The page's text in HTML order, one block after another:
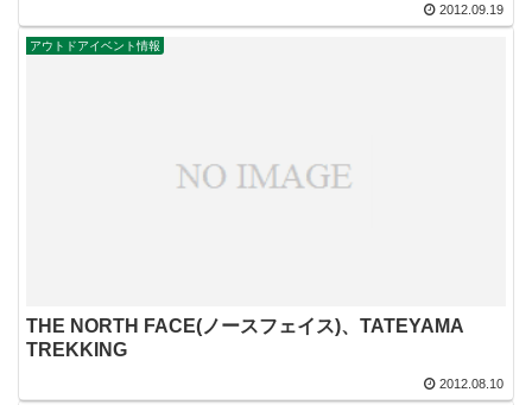
2012.09.19
アウトドアイベント情報
THE NORTH FACE(ノースフェイス)、TATEYAMA
TREKKING
2012.08.10